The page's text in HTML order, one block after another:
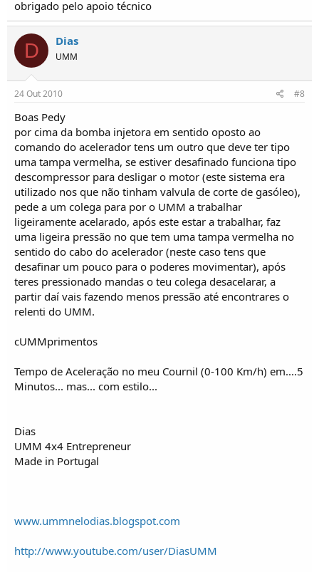
obrigado pelo apoio técnico
D Dias
UMM
24 Out 2010 #8
Boas Pedy
por cima da bomba injetora em sentido oposto ao
comando do acelerador tens um outro que deve ter tipo
uma tampa vermelha, se estiver desafinado funciona tipo
descompressor para desligar o motor (este sistema era
utilizado nos que não tinham valvula de corte de gasóleo),
pede a um colega para por o UMM a trabalhar
ligeiramente acelarado, após este estar a trabalhar, faz
uma ligeira pressão no que tem uma tampa vermelha no
sentido do cabo do acelerador (neste caso tens que
desafinar um pouco para o poderes movimentar), após
teres pressionado mandas o teu colega desacelarar, a
partir daí vais fazendo menos pressão até encontrares o
relenti do UMM.
cUMMprimentos
Tempo de Aceleração no meu Cournil (0-100 Km/h) em....5
Minutos... mas... com estilo...
Dias
UMM 4x4 Entrepreneur
Made in Portugal
www.ummnelodias.blogspot.com
http://www.youtube.com/user/DiasUMM